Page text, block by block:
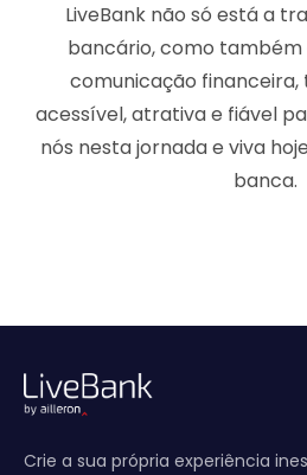
LiveBank não só está a
bancário, como também
comunicação
acessível, atrativa e fiável
nós nesta jornada e viva
banca.
Crie a sua própria experiência